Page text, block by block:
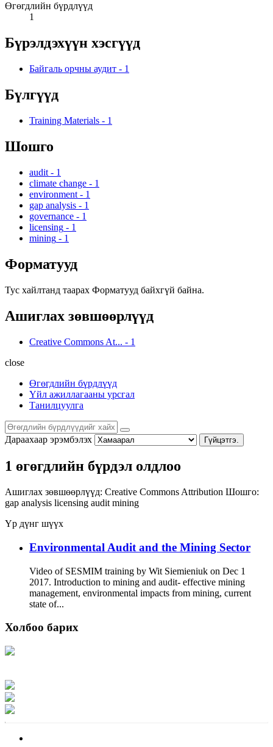
Өгөгдлийн бүрдлүүд
1
Бүрэлдэхүүн хэсгүүд
Байгаль орчны аудит - 1
Бүлгүүд
Training Materials - 1
Шошго
audit - 1
climate change - 1
environment - 1
gap analysis - 1
governance - 1
licensing - 1
mining - 1
Форматууд
Тус хайлтанд таарах Форматууд байхгүй байна.
Ашиглах зөвшөөрлүүд
Creative Commons At... - 1
close
Өгөгдлийн бүрдлүүд
Үйл ажиллагааны урсгал
Танилцуулга
Дараахаар эрэмбэлэх Гүйцэтгэ.
1 өгөгдлийн бүрдэл олдлоо
Ашиглах зөвшөөрлүүд: Creative Commons Attribution Шошго:
gap analysis licensing audit mining
Үр дүнг шүүх
Environmental Audit and the Mining Sector
Video of SESMIM training by Wit Siemieniuk on Dec 1
2017. Introduction to mining and audit- effective mining
management, environmental impacts from mining, current
state of...
Холбоо барих